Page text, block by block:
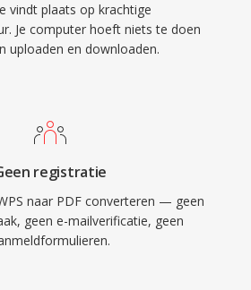
vindt plaats op krachtige
Je computer hoeft niets te doen
uploaden en downloaden.
registratie
naar PDF converteren — geen
geen e-mailverificatie, geen